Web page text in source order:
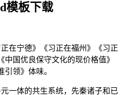
模板下载
宁德》《习正在福州》《习正
国优良保守文化的现价格值》
引领》体味。
体的共生系统，先秦诸子和已